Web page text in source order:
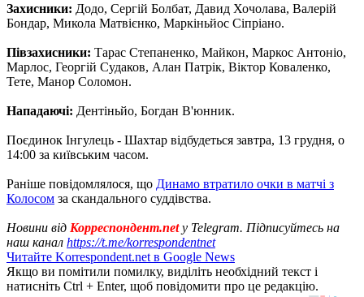
Захисники: Додо, Сергій Болбат, Давид Хочолава, Валерій
Бондар, Микола Матвієнко, Маркіньйос Сіпріано.
Півзахисники: Тарас Степаненко, Майкон, Маркос Антоніо,
Марлос, Георгій Судаков, Алан Патрік, Віктор Коваленко,
Тете, Манор Соломон.
Нападаючі: Дентіньйо, Богдан В'юнник.
Поєдинок Інгулець - Шахтар відбудеться завтра, 13 грудня, о
14:00 за київським часом.
Раніше повідомлялося, що Динамо втратило очки в матчі з
Колосом за скандального суддівства.
Новини від Корреспондент.netу Telegram. Підписуйтесь на
наш канал https://t.me/korrespondentnet
Читайте Korrespondent.net в Google News
Якщо ви помітили помилку, виділіть необхідний текст і
натисніть Ctrl + Enter, щоб повідомити про це редакцію.